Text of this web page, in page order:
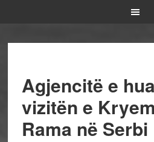
Agjencitë e
vizitën e
Rama në Serbi